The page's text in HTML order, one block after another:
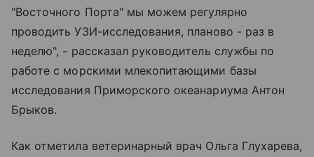
"Восточного Порта" мы можем регулярно
проводить УЗИ-исследования, планово - раз в
неделю", - рассказал руководитель службы по
работе с морскими млекопитающими базы
исследования Приморского океанариума Антон
Брыков.
Как отметила ветеринарный врач Ольга Глухарева,